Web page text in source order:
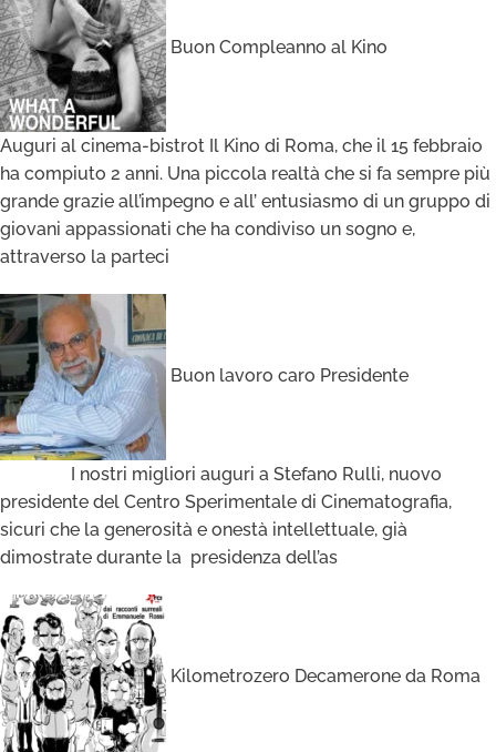
Buon Compleanno al Kino
Auguri al cinema-bistrot Il Kino di Roma, che il 15 febbraio
ha compiuto 2 anni. Una piccola realtà che si fa sempre più
grande grazie all’impegno e all’ entusiasmo di un gruppo di
giovani appassionati che ha condiviso un sogno e,
attraverso la parteci
Buon lavoro caro Presidente
I nostri migliori auguri a Stefano Rulli, nuovo
presidente del Centro Sperimentale di Cinematografia,
sicuri che la generosità e onestà intellettuale, già
dimostrate durante la presidenza dell’as
Kilometrozero Decamerone da Roma